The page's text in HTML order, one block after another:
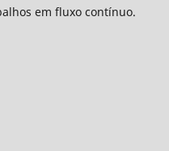
em fluxo contínuo.